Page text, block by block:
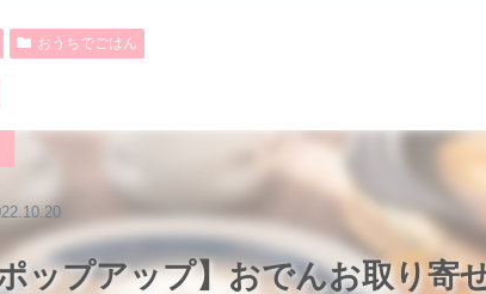
おうちでごはん
ップアップ】おでんお取り寄